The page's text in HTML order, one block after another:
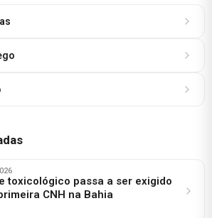
toxicológico passa a ser exigido
CNH na Bahia